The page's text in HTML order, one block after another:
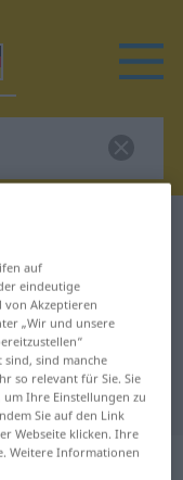
für
auf
eindeutige
von Akzeptieren
„Wir und unsere
sind manche
so relevant für Sie. Sie
Ihre Einstellungen zu
Sie auf den Link
Webseite klicken. Ihre
Weitere Informationen